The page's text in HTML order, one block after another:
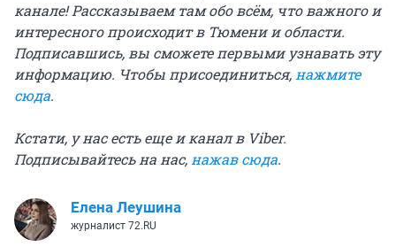
канале! Рассказываем там обо всём, что важного и
интересного происходит в Тюмени и области.
Подписавшись, вы сможете первыми узнавать эту
информацию. Чтобы присоединиться,нажмите
сюда.
Кстати, у нас есть еще и канал в Viber.
Подписывайтесь на нас,нажав сюда.
Елена Леушина
журналист 72.RU